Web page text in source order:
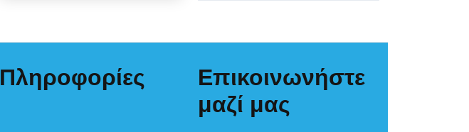
Πληροφορίες
Επικοινωνήστε
μαζί μας